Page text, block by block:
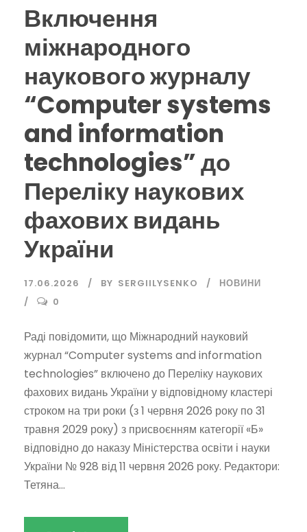
Включення
міжнародного
наукового журналу
“Computer systems
and information
technologies” до
Переліку наукових
фахових видань
України
17.06.2026 BY SERGIILYSENKO
НОВИНИ
0
Раді повідомити, що Міжнародний науковий
журнал “Computer systems and information
technologies” включено до Переліку наукових
фахових видань України у відповідному кластері
строком на три роки (з 1 червня 2026 року по 31
травня 2029 року) з присвоєнням категорії «Б»
відповідно до наказу Міністерства освіти і науки
України № 928 від 11 червня 2026 року. Редактори:
Тетяна...